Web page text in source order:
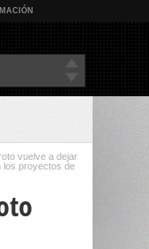
vuelve a dejar
los proyectos de